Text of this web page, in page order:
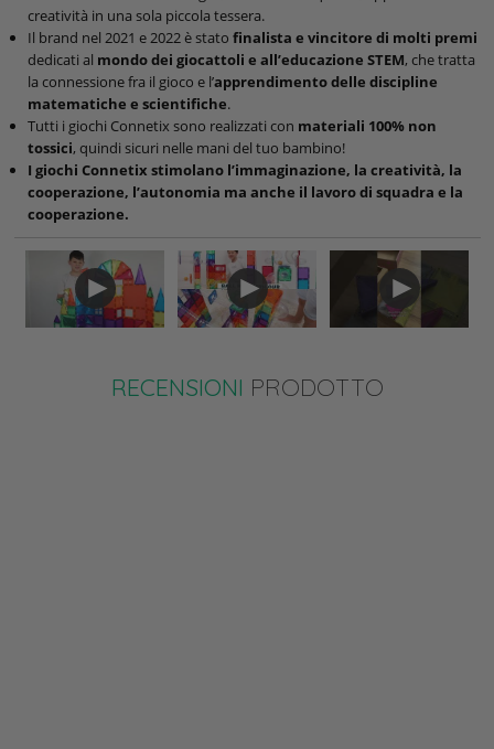
creatività in una sola piccola tessera.
Il brand nel 2021 e 2022 è stato finalista e vincitore di molti premi
dedicati al mondo dei giocattoli e all’educazione STEM, che tratta
la connessione fra il gioco e l’apprendimento delle discipline
matematiche e scientifiche.
Tutti i giochi Connetix sono realizzati con materiali 100% non
tossici, quindi sicuri nelle mani del tuo bambino!
I giochi Connetix stimolano l’immaginazione, la creatività, la
cooperazione, l’autonomia ma anche il lavoro di squadra e la
cooperazione.
RECENSIONI PRODOTTO